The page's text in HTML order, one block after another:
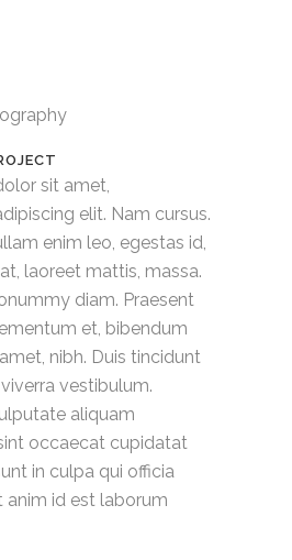
sit amet,
elit. Nam cursus.
enim leo, egestas id,
laoreet mattis, massa.
diam. Praesent
et, bibendum
nibh. Duis tincidunt
vestibulum.
aliquam
occaecat cupidatat
in culpa qui officia
anim id est laborum